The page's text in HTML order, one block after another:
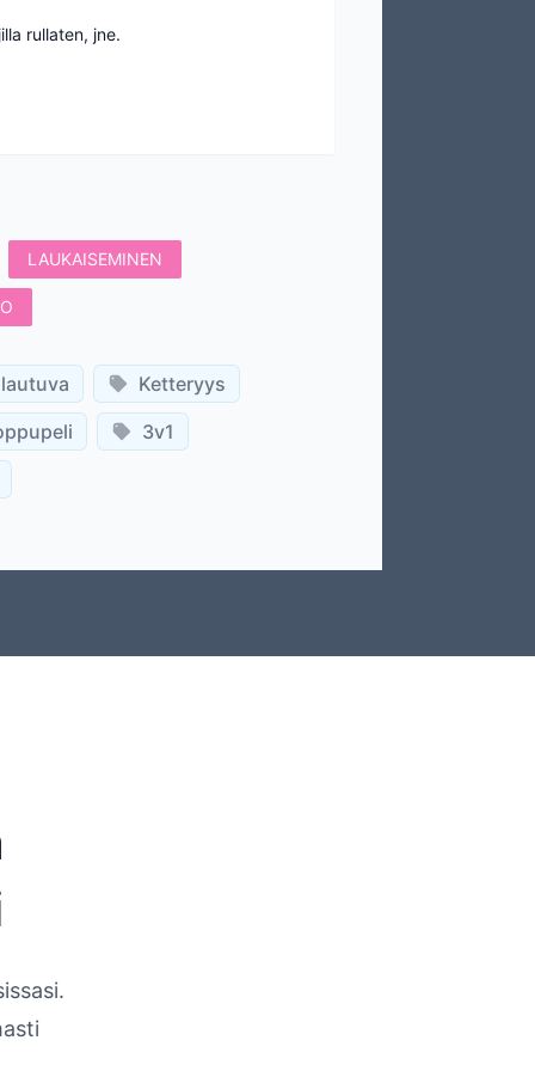
rullaten, jne.
LAUKAISEMINEN
Ketteryys
3v1